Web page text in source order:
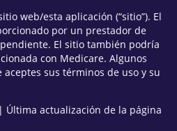
web/esta aplicación (“sitio”). El
por un prestador de
El sitio también podría
con Medicare. Algunos
sus términos de uso y su
| Última actualización de la página